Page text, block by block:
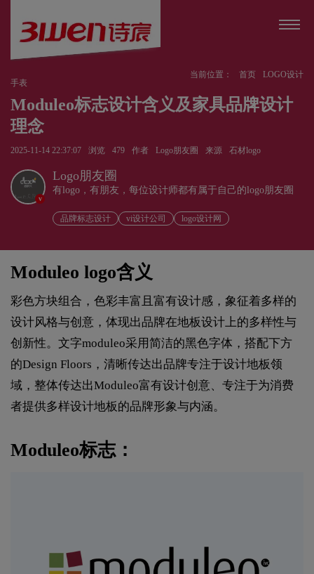
当前位置： 首页
LOGO设计
手表
Moduleo标志设计含义及家具品牌设计
理念
2025-11-14 22:37:07 浏览 479 作者 Logo朋友圈 来源 石材logo
v
Logo朋友圈
有logo，有朋友，每位设计师都有属于自己的logo朋友圈
品牌标志设计 vi设计公司 logo设计网
Moduleo logo含义
彩色方块组合，色彩丰富且富有设计感，象征着多样的
设计风格与创意，体现出品牌在地板设计上的多样性与
创新性。文字moduleo采用简洁的黑色字体，搭配下方
的Design Floors，清晰传达出品牌专注于设计地板领
域，整体传达出Moduleo富有设计创意、专注于为消费
者提供多样设计地板的品牌形象与内涵。
Moduleo标志：